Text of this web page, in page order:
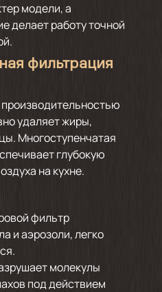
модели, а
делает работу точной
фильтрация
удаляет жиры,
Многоступенчатая
глубокую
на кухне.
фильтр
и аэрозоли, легко
молекулы
под действием